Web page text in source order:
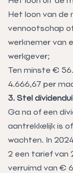
Het loon van de
vennootschap
werknemer van
werkgever;
Ten minste €
4.666,67 per
3. Stel
Ga na of een
aantrekkelijk is
wachten. In
2 een tarief van
verruimd van €